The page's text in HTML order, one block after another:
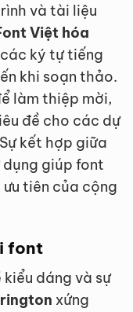
và tài liệu
Việt hóa
ký tự tiếng
khi soạn thảo.
làm thiệp mời,
đề cho các dự
kết hợp giữa
giúp font
tiên của cộng
font
dáng và sự
xứng